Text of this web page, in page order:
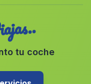
tu coche